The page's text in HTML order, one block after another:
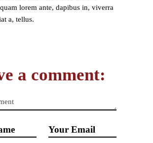
lorem ante, dapibus in, viverra
a, tellus.
a comment: